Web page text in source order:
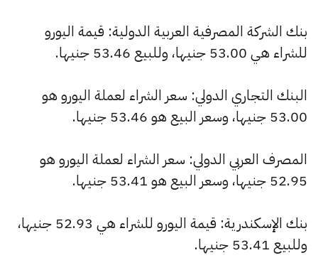
بنك الشركة المصرفية العربية الدولية: قيمة اليورو
للشراء هي 53.00 جنيها، وللبيع 53.46 جنيها.
البنك التجاري الدولي: سعر الشراء لعملة اليورو هو
53.00 جنيها، وسعر البيع هو 53.46 جنيها.
المصرف العربي الدولي: سعر الشراء لعملة اليورو هو
52.95 جنيها، وسعر البيع هو 53.41 جنيها.
بنك الإسكندرية: قيمة اليورو للشراء هي 52.93 جنيها،
وللبيع 53.41 جنيها.